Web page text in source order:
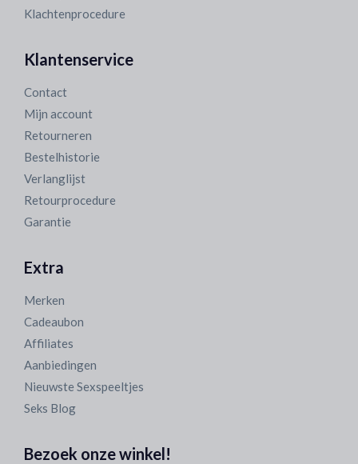
Klachtenprocedure
Klantenservice
Contact
Mijn account
Retourneren
Bestelhistorie
Verlanglijst
Retourprocedure
Garantie
Extra
Merken
Cadeaubon
Affiliates
Aanbiedingen
Nieuwste Sexspeeltjes
Seks Blog
Bezoek onze winkel!